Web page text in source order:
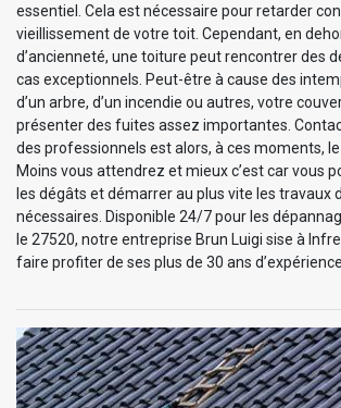
essentiel. Cela est nécessaire pour retarder
vieillissement de votre toit. Cependant, en
d’ancienneté, une toiture peut rencontrer des
cas exceptionnels. Peut-être à cause des
d’un arbre, d’un incendie ou autres, votre
présenter des fuites assez importantes.
des professionnels est alors, à ces moments,
Moins vous attendrez et mieux c’est car vous
les dégâts et démarrer au plus vite les travaux
nécessaires. Disponible 24/7 pour les
le 27520, notre entreprise Brun Luigi sise à
faire profiter de ses plus de 30 ans d’expérience.